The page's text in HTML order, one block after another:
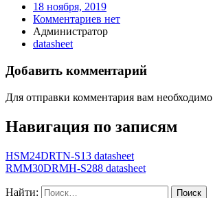
18 ноября, 2019
Комментариев нет
Администратор
datasheet
Добавить комментарий
Для отправки комментария вам необходимо
Навигация по записям
HSM24DRTN-S13 datasheet
RMM30DRMH-S288 datasheet
Найти: